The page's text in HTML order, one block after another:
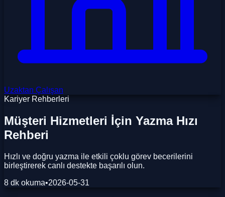
Uzaktan Çalışan
Kariyer Rehberleri
Müşteri Hizmetleri İçin Yazma Hızı
Rehberi
Hızlı ve doğru yazma ile etkili çoklu görev becerilerini
birleştirerek canlı destekte başarılı olun.
8 dk okuma•2026-05-31